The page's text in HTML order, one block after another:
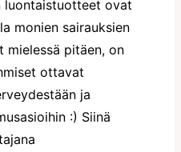
luontaistuotteet ovat
monien sairauksien
mielessä pitäen, on
ottavat
ja
:) Siinä